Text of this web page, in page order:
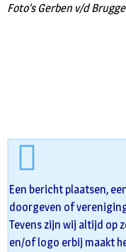
Foto’s Gerben v/d
Een bericht plaatsen,
doorgeven of
Tevens zijn wij altijd op
en/of logo erbij maakt